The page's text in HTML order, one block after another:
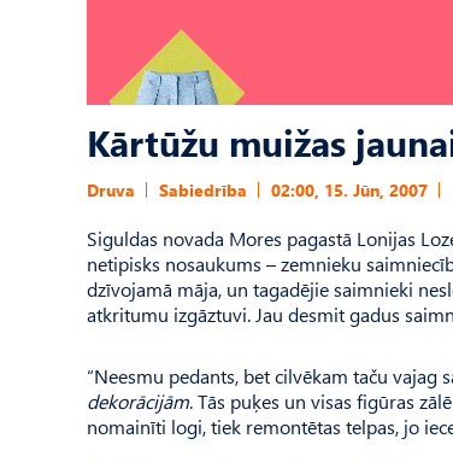
Kārtūžu muižas
Druva Sabiedrība 02:00, 15. Jūn, 2007
Siguldas novada Mores pagastā Lonijas
netipisks nosaukums – zemnieku
dzīvojamā māja, un tagadējie saimnieki
atkritumu izgāztuvi. Jau desmit gadus
“Neesmu pedants, bet cilvēkam taču
dekorācijām. Tās puķes un visas figūras
nomainīti logi, tiek remontētas telpas, jo